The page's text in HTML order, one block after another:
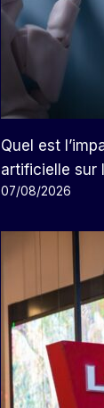
Quel est
artificielle sur
07/08/2026